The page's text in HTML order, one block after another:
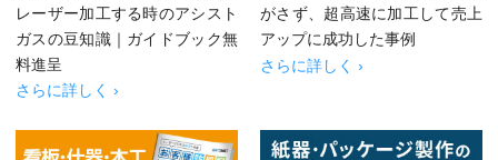
レーザー加工する時のアシスト
ガスの豆知識｜ガイドブック無
料進呈
さらに詳しく ›
がさず、超高速に加工して売上
アップに成功した事例
さらに詳しく ›